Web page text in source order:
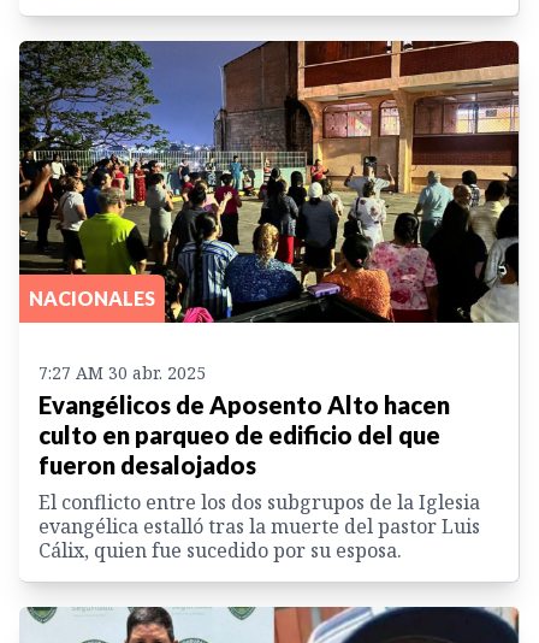
NACIONALES
7:27 AM 30 abr. 2025
Evangélicos de Aposento Alto hacen
culto en parqueo de edificio del que
fueron desalojados
El conflicto entre los dos subgrupos de la Iglesia
evangélica estalló tras la muerte del pastor Luis
Cálix, quien fue sucedido por su esposa.